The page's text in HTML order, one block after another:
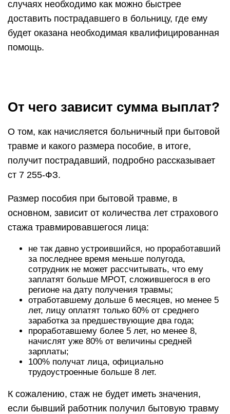
случаях необходимо как можно быстрее
доставить пострадавшего в больницу, где ему
будет оказана необходимая квалифицированная
помощь.
От чего зависит сумма выплат?
О том, как начисляется больничный при бытовой
травме и какого размера пособие, в итоге,
получит пострадавший, подробно рассказывает
ст 7 255-ФЗ.
Размер пособия при бытовой травме, в
основном, зависит от количества лет страхового
стажа травмировавшегося лица:
не так давно устроившийся, но проработавший
за последнее время меньше полугода,
сотрудник не может рассчитывать, что ему
заплатят больше МРОТ, сложившегося в его
регионе на дату получения травмы;
отработавшему дольше 6 месяцев, но менее 5
лет, лицу оплатят только 60% от среднего
заработка за предшествующие два года;
проработавшему более 5 лет, но менее 8,
начислят уже 80% от величины средней
зарплаты;
100% получат лица, официально
трудоустроенные больше 8 лет.
К сожалению, стаж не будет иметь значения,
если бывший работник получил бытовую травму